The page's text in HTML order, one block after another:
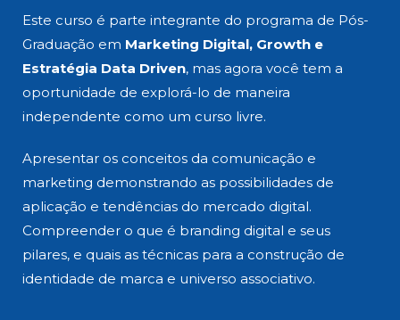
Este curso é parte integrante do programa de Pós-
Graduação em Marketing Digital, Growth e
Estratégia Data Driven, mas agora você tem a
oportunidade de explorá-lo de maneira
independente como um curso livre.
Apresentar os conceitos da comunicação e
marketing demonstrando as possibilidades de
aplicação e tendências do mercado digital.
Compreender o que é branding digital e seus
pilares, e quais as técnicas para a construção de
identidade de marca e universo associativo.